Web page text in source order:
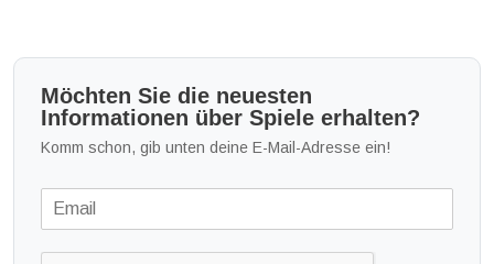
Möchten Sie die neuesten
Informationen über Spiele erhalten?
Komm schon, gib unten deine E-Mail-Adresse ein!